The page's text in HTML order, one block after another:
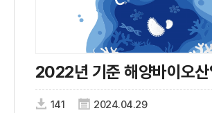
141 2024.04.29